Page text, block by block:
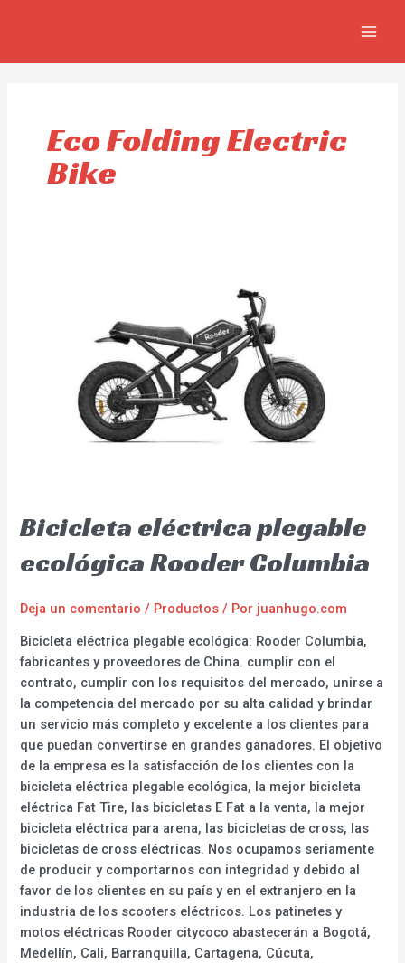
Eco Folding Electric
Bike
Bicicleta eléctrica plegable
ecológica Rooder Columbia
Deja un comentario / Productos / Por juanhugo.com
Bicicleta eléctrica plegable ecológica: Rooder Columbia,
fabricantes y proveedores de China. cumplir con el
contrato, cumplir con los requisitos del mercado, unirse a
la competencia del mercado por su alta calidad y brindar
un servicio más completo y excelente a los clientes para
que puedan convertirse en grandes ganadores. El objetivo
de la empresa es la satisfacción de los clientes con la
bicicleta eléctrica plegable ecológica, la mejor bicicleta
eléctrica Fat Tire, las bicicletas E Fat a la venta, la mejor
bicicleta eléctrica para arena, las bicicletas de cross, las
bicicletas de cross eléctricas. Nos ocupamos seriamente
de producir y comportarnos con integridad y debido al
favor de los clientes en su país y en el extranjero en la
industria de los scooters eléctricos. Los patinetes y
motos eléctricas Rooder citycoco abastecerán a Bogotá,
Medellín, Cali, Barranquilla, Cartagena, Cúcuta,